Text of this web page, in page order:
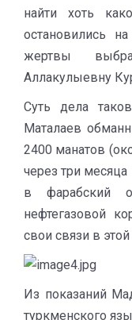
найти хоть
остановились
жертвы
Аллакулыевну
Суть дела
Маталаев
2400 манатов
через три
в фарабский
нефтегазовой
свои связи в
Из показаний
туркменского